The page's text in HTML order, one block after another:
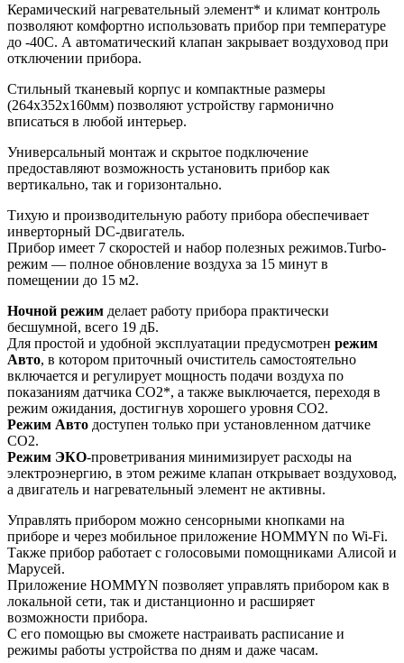
Керамический нагревательный элемент* и климат контроль
позволяют комфортно использовать прибор при температуре
до -40С. А автоматический клапан закрывает воздуховод при
отключении прибора.
Стильный тканевый корпус и компактные размеры
(264х352х160мм) позволяют устройству гармонично
вписаться в любой интерьер.
Универсальный монтаж и скрытое подключение
предоставляют возможность установить прибор как
вертикально, так и горизонтально.
Тихую и производительную работу прибора обеспечивает
инверторный DC-двигатель.
Прибор имеет 7 скоростей и набор полезных режимов.Turbo-
режим — полное обновление воздуха за 15 минут в
помещении до 15 м2.
Ночной режим делает работу прибора практически
бесшумной, всего 19 дБ.
Для простой и удобной эксплуатации предусмотрен режим
Авто, в котором приточный очиститель самостоятельно
включается и регулирует мощность подачи воздуха по
показаниям датчика CO2*, а также выключается, переходя в
режим ожидания, достигнув хорошего уровня CO2.
Режим Авто доступен только при установленном датчике
CO2.
Режим ЭКО-проветривания минимизирует расходы на
электроэнергию, в этом режиме клапан открывает воздуховод,
а двигатель и нагревательный элемент не активны.
Управлять прибором можно сенсорными кнопками на
приборе и через мобильное приложение HOMMYN по Wi-Fi.
Также прибор работает с голосовыми помощниками Алисой и
Марусей.
Приложение HOMMYN позволяет управлять прибором как в
локальной сети, так и дистанционно и расширяет
возможности прибора.
С его помощью вы сможете настраивать расписание и
режимы работы устройства по дням и даже часам.